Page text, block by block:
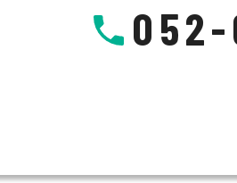
052-